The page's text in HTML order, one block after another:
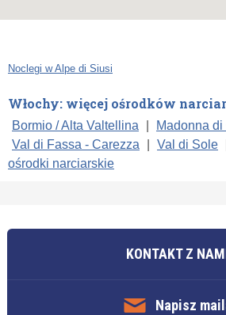
Noclegi w Alpe di Siusi
Włochy: więcej ośrodków
Bormio / Alta Valtellina Madonna
Val di Fassa - Carezza
Val di Sole
ośrodki narciarskie
KONTAKT Z
Napisz